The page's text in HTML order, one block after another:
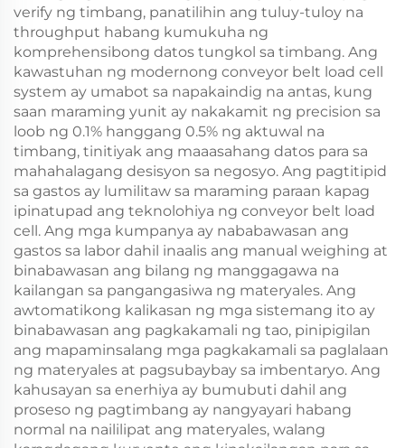
verify ng timbang, panatilihin ang tuluy-tuloy na
throughput habang kumukuha ng
komprehensibong datos tungkol sa timbang. Ang
kawastuhan ng modernong conveyor belt load cell
system ay umabot sa napakaindig na antas, kung
saan maraming yunit ay nakakamit ng precision sa
loob ng 0.1% hanggang 0.5% ng aktuwal na
timbang, tinitiyak ang maaasahang datos para sa
mahahalagang desisyon sa negosyo. Ang pagtitipid
sa gastos ay lumilitaw sa maraming paraan kapag
ipinatupad ang teknolohiya ng conveyor belt load
cell. Ang mga kumpanya ay nababawasan ang
gastos sa labor dahil inaalis ang manual weighing at
binabawasan ang bilang ng manggagawa na
kailangan sa pangangasiwa ng materyales. Ang
awtomatikong kalikasan ng mga sistemang ito ay
binabawasan ang pagkakamali ng tao, pinipigilan
ang mapaminsalang mga pagkakamali sa paglalaan
ng materyales at pagsubaybay sa imbentaryo. Ang
kahusayan sa enerhiya ay bumubuti dahil ang
proseso ng pagtimbang ay nangyayari habang
normal na naililipat ang materyales, walang